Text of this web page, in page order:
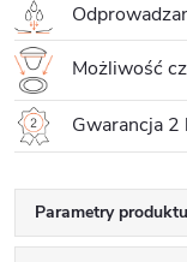
Możliwość
Gwarancja 2
Parametry produktu